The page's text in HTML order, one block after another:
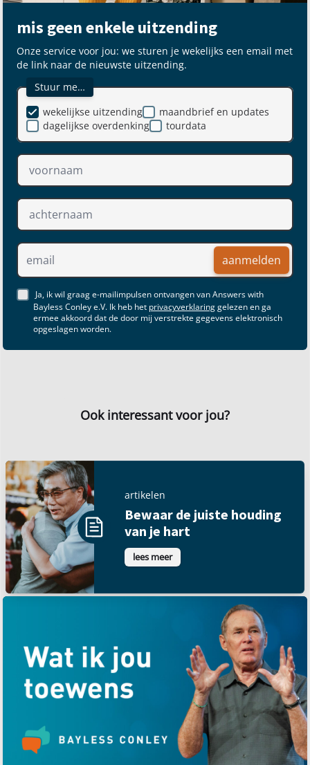
mis geen enkele uitzending
Onze service voor jou: we sturen je wekelijks een email met
de link naar de nieuwste uitzending.
Stuur me…
maandbrief en updates
dagelijkse overdenking
wekelijkse uitzending
tourdata
aanmelden
Ja, ik wil graag e-mailimpulsen ontvangen van Answers with
Bayless Conley e.V. Ik heb het privacyverklaringgelezen en ga
ermee akkoord dat de door mij verstrekte gegevens elektronisch
opgeslagen worden.
Ook interessant voor jou?
artikelen
Bewaar de juiste houding
van je hart
lees meer